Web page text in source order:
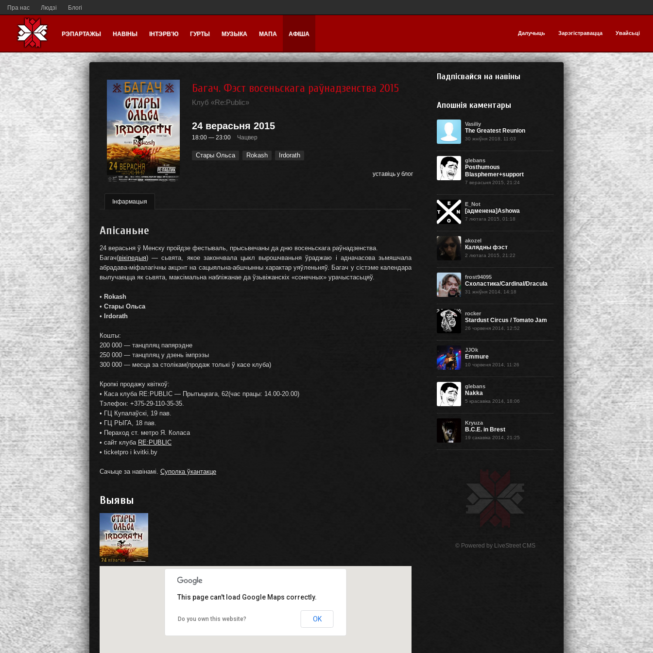
Пра нас Людзі Блогі
Далучыць Зарэгістравацца Увайсьці
РЭПАРТАЖЫ НАВІНЫ ІНТЭРВ'Ю ГУРТЫ МУЗЫКА МАПА АФІША
Падпісвайся на навіны
Апошнія каментары
Vasiliy
The Greatest Reunion
30 жніўня 2018, 11:03
glebans
Posthumous
Blasphemer+support
7 верасьня 2015, 21:24
E_Not
[адменена]Ashowa
7 лютага 2015, 01:18
akozel
Калядны фэст
2 лютага 2015, 21:22
frost94095
Схоластика/Cardinal/Dracula
31 жніўня 2014, 14:18
rocker
Stardust Circus / Tomato Jam
26 чэрвеня 2014, 12:52
JJOk
Emmure
10 чэрвеня 2014, 11:26
glebans
Nakka
5 красавіка 2014, 18:06
Kryuza
B.C.E. in Brest
19 сакавіка 2014, 21:25
© Powered by LiveStreet CMS
Багач. Фэст восеньскага раўнадзенства 2015
Клуб «Re:Public»
24 верасьня 2015
18:00 — 23:00 Чацвер
Стары Ольса Rokash Irdorath
уставіць у блог
Інфармацыя
Апісаньне
24 верасьня ў Менску пройдзе фестываль, прысьвечаны да дню восеньскага раўнадзенства.
Багач(вікіпедыя) — сьвята, якое закончвала цыкл вырошчваньня ўраджаю і адначасова зьмяшчала
абрадава-міфалагічны акцэнт на сацыяльна-абшчынны характар уяўленьняў. Багач у сістэме календара
вылучаецца як сьвята, максімальна набліжанае да ўзьвіжанскіх «сонечных» урачыстасьцяў.
• Rokash
• Стары Ольса
•
Irdorath
Кошты:
200 000 — танцпляц папярэдне
250 000 — танцпляц у дзень імпрэзы
300 000 — месца за столікам(продаж толькі ў касе клуба)
Кропкі продажу квіткоў:
• Каса клуба RE:PUBLIC — Прытыцкага, 62(час працы: 14.00-20.00)
Тэлефон: +375-29-110-35-35.
• ГЦ Купалаўскі, 19 пав.
• ГЦ РЫГА, 18 пав.
• Пераход ст. метро Я. Коласа
• сайт клуба RE:PUBLIC
• ticketpro і kvitki.by
Сачыце за навінамі. Суполка ўкантакце
Выявы
This page can't load Google Maps correctly.
Do you own this website? OK